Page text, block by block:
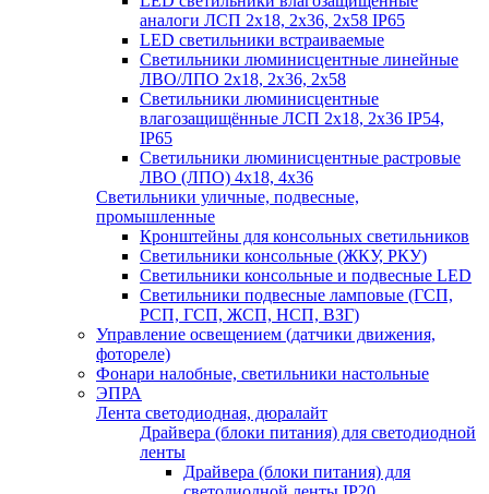
аналоги ЛСП 2х18, 2х36, 2х58 IP65
LED светильники встраиваемые
Светильники люминисцентные линейные
ЛВО/ЛПО 2х18, 2х36, 2х58
Светильники люминисцентные
влагозащищённые ЛСП 2х18, 2х36 IP54,
IP65
Светильники люминисцентные растровые
ЛВО (ЛПО) 4х18, 4х36
Светильники уличные, подвесные,
промышленные
Кронштейны для консольных светильников
Светильники консольные (ЖКУ, РКУ)
Светильники консольные и подвесные LED
Светильники подвесные ламповые (ГСП,
РСП, ГСП, ЖСП, НСП, ВЗГ)
Управление освещением (датчики движения,
фотореле)
Фонари налобные, светильники настольные
ЭПРА
Лента светодиодная, дюралайт
Драйвера (блоки питания) для светодиодной
ленты
Драйвера (блоки питания) для